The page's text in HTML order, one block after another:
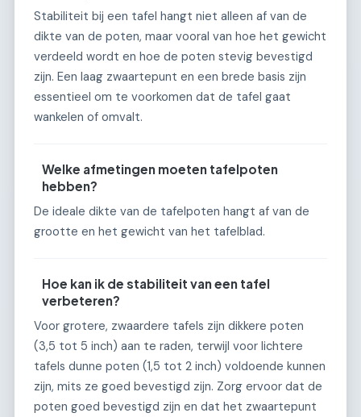
Stabiliteit bij een tafel hangt niet alleen af van de
dikte van de poten, maar vooral van hoe het gewicht
verdeeld wordt en hoe de poten stevig bevestigd
zijn. Een laag zwaartepunt en een brede basis zijn
essentieel om te voorkomen dat de tafel gaat
wankelen of omvalt.
Welke afmetingen moeten tafelpoten
hebben?
De ideale dikte van de tafelpoten hangt af van de
grootte en het gewicht van het tafelblad.
Hoe kan ik de stabiliteit van een tafel
verbeteren?
Voor grotere, zwaardere tafels zijn dikkere poten
(3,5 tot 5 inch) aan te raden, terwijl voor lichtere
tafels dunne poten (1,5 tot 2 inch) voldoende kunnen
zijn, mits ze goed bevestigd zijn. Zorg ervoor dat de
poten goed bevestigd zijn en dat het zwaartepunt